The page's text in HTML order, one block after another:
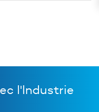
l'Industrie